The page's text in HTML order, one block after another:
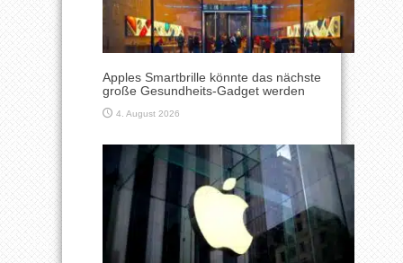
Apples Smartbrille könnte das nächste
große Gesundheits-Gadget werden
4. August 2026